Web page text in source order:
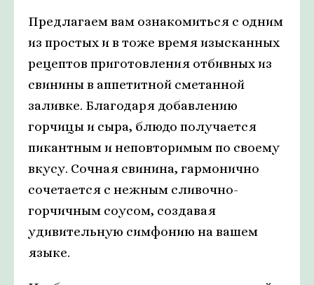
Предлагаем вам ознакомиться с одним
из простых и в тоже время изысканных
рецептов приготовления отбивных из
свинины в аппетитной сметанной
заливке. Благодаря добавлению
горчицы и сыра, блюдо получается
пикантным и неповторимым по своему
вкусу. Сочная свинина, гармонично
сочетается с нежным сливочно-
горчичным соусом, создавая
удивительную симфонию на вашем
языке.